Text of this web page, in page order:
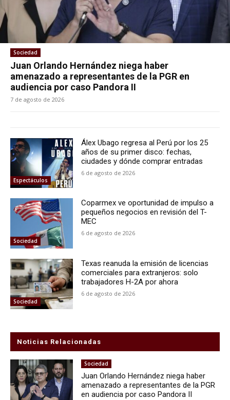
Sociedad
Juan Orlando Hernández niega haber
amenazado a representantes de la PGR en
audiencia por caso Pandora II
7 de agosto de 2026
Espectáculos
Álex Ubago regresa al Perú por los 25
años de su primer disco: fechas,
ciudades y dónde comprar entradas
6 de agosto de 2026
Sociedad
Coparmex ve oportunidad de impulso a
pequeños negocios en revisión del T-
MEC
6 de agosto de 2026
Sociedad
Texas reanuda la emisión de licencias
comerciales para extranjeros: solo
trabajadores H-2A por ahora
6 de agosto de 2026
Noticias Relacionadas
Sociedad
Juan Orlando Hernández niega haber
amenazado a representantes de la PGR
en audiencia por caso Pandora II